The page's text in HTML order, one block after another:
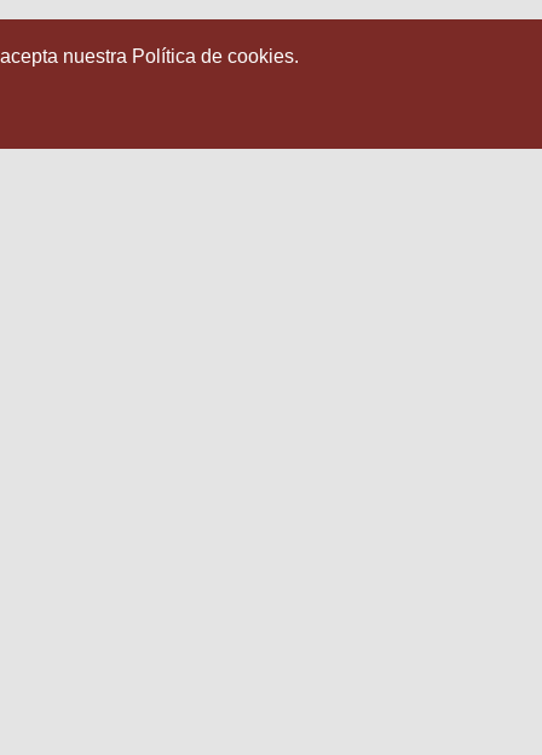
nuestra Política de cookies.